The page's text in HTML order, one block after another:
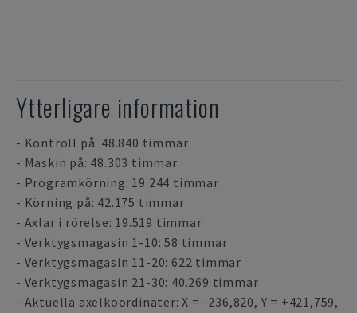
Ytterligare information
- Kontroll på: 48.840 timmar
- Maskin på: 48.303 timmar
- Programkörning: 19.244 timmar
- Körning på: 42.175 timmar
- Axlar i rörelse: 19.519 timmar
- Verktygsmagasin 1-10: 58 timmar
- Verktygsmagasin 11-20: 622 timmar
- Verktygsmagasin 21-30: 40.269 timmar
- Aktuella axelkoordinater: X = -236,820, Y = +421,759,